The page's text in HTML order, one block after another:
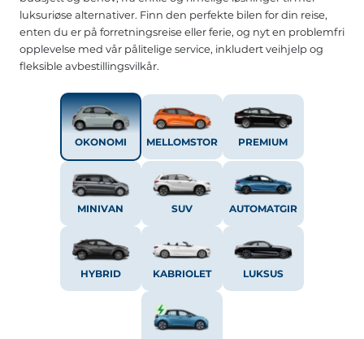
luksuriøse alternativer. Finn den perfekte bilen for din reise,
enten du er på forretningsreise eller ferie, og nyt en problemfri
opplevelse med vår pålitelige service, inkludert veihjelp og
fleksible avbestillingsvilkår.
OKONOMI MELLOMSTOR PREMIUM
MINIVAN SUV AUTOMATGIR
HYBRID KABRIOLET LUKSUS